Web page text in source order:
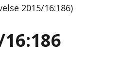
2015/16:186)